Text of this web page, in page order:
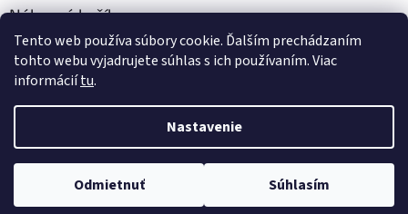
Tento web používa súbory cookie. Ďalším prechádzaním
tohto webu vyjadrujete súhlas s ich používaním. Viac
informáciítu.
Nastavenie
Odmietnuť Súhlasím
Nákupný košík
0KS / €0
Vytvoril Shoptet &
Copyright 2026MBMnabytok . Všetky práva vyhradené.